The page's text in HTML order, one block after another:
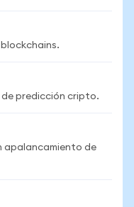
predicción cripto.
apalancamiento de